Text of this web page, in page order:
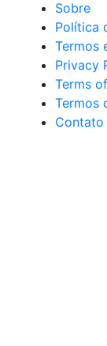
Sobre
Política
Termos
Privacy
Terms
Termos
Contato